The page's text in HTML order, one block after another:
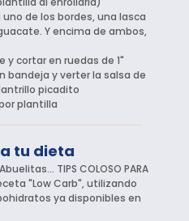
de los bordes, una lasca
Y encima de ambos,
cortar en ruedas de 1"
bandeja y verter la salsa de
picadito
plantilla
tu dieta
TIPS COLOSO PARA
"Low Carb", utilizando
ya disponibles en